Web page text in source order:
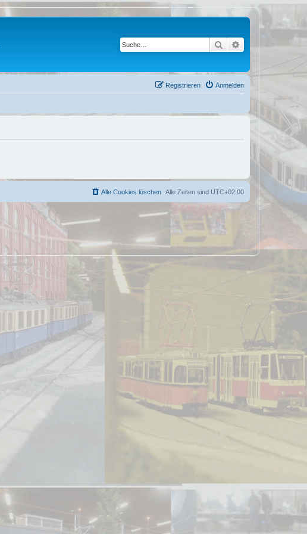
Suche Erweiterte Suche
Anmelden
Registrieren
Alle Zeiten sind UTC+02:00
Alle Cookies löschen